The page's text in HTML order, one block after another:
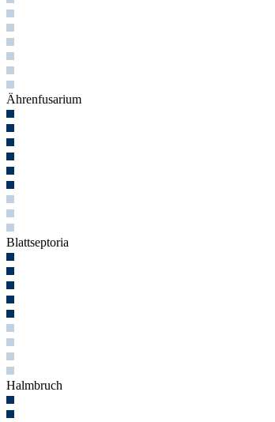
Ährenfusarium
Blattseptoria
Halmbruch